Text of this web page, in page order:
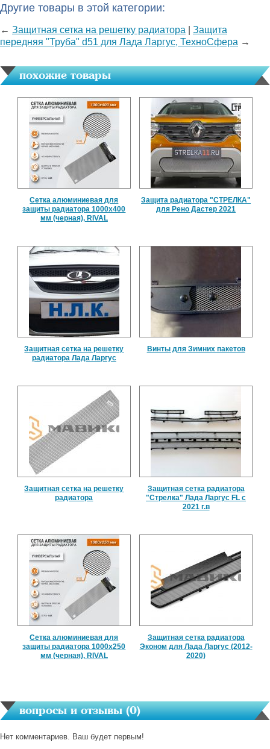
Другие товары в этой категории:
← Защитная сетка на решетку радиатора
Защита
передняя "Труба" d51 для Лада Ларгус, ТехноСфера →
похожие товары
Сетка алюминиевая для
защиты радиатора 1000х400
мм (черная), RIVAL
Защита радиатора "СТРЕЛКА"
для Рено Дастер 2021
Защитная сетка на решетку
радиатора Лада Ларгус
Винты для Зимних пакетов
Защитная сетка на решетку
радиатора
Защитная сетка радиатора
"Стрелка" Лада Ларгус FL с
2021 г.в
Сетка алюминиевая для
защиты радиатора 1000х250
мм (черная), RIVAL
Защитная сетка радиатора
Эконом для Лада Ларгус (2012-
2020)
вопросы и отзывы (0)
Нет комментариев. Ваш будет первым!